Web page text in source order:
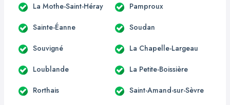
La Mothe-Saint-Héray Pamproux
Sainte-Éanne Soudan
Souvigné La Chapelle-Largeau
Loublande La Petite-Boissière
Rorthais Saint-Amand-sur-Sèvre